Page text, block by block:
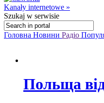
Kanały internetowe »
Szukaj w serwisie
Головна Новини Радіо
Польща